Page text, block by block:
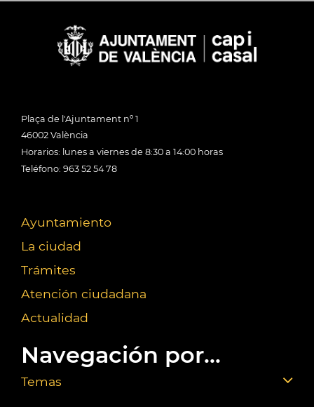
Plaça de l'Ajuntament nº 1
46002 València
Horarios: lunes a viernes de 8:30 a 14:00 horas
Teléfono: 963 52 54 78
Ayuntamiento
La ciudad
Trámites
Atención ciudadana
Actualidad
Navegación por...
Temas